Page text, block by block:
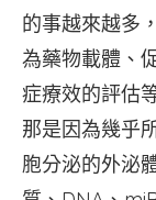
的事越來越多
為藥物載體、
症療效的評估
那是因為幾乎
胞分泌的外泌